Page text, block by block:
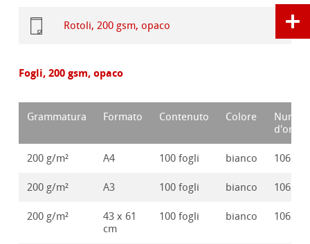
Rotoli, 200 gsm, opaco
Fogli, 200 gsm, opaco
Grammatura Formato Contenuto Colore
200 g/m² A4 100 fogli bianco
200 g/m² A3 100 fogli bianco
200 g/m²
43 x 61
cm
100 fogli bianco